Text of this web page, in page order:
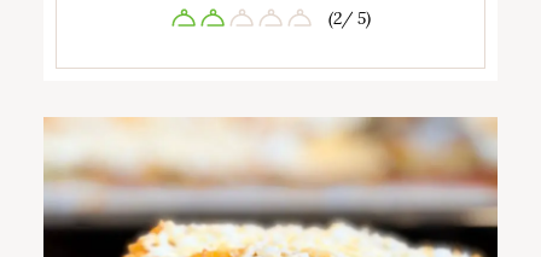
(2/ 5)